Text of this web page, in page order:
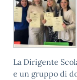
La Dirigente
e un gruppo di